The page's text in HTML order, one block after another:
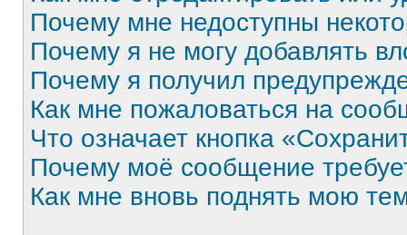
Почему мне недоступны
Почему я не могу добавлять
Почему я получил
Как мне пожаловаться на
Что означает кнопка
Почему моё сообщение
Как мне вновь поднять мою